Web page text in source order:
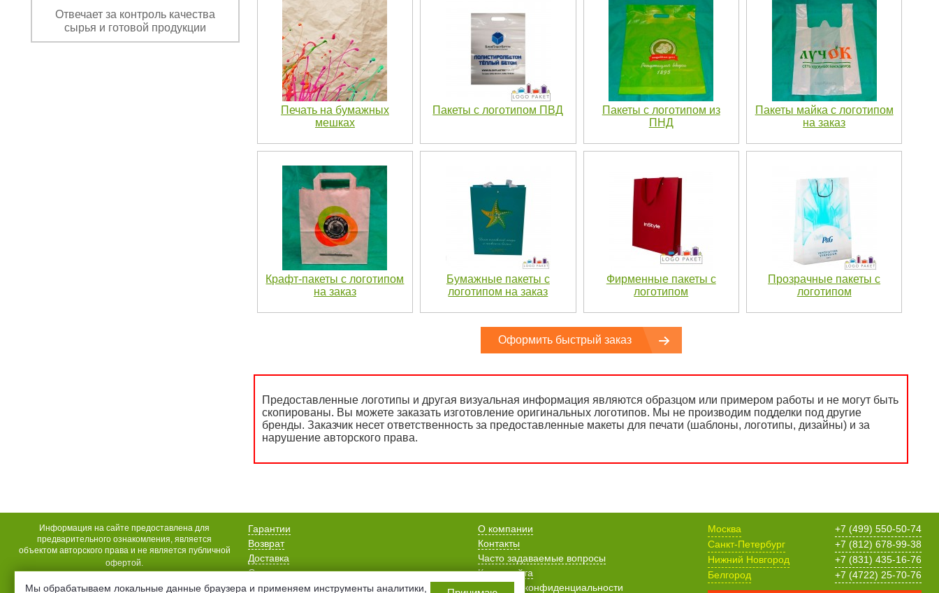
Отвечает за контроль качества
сырья и готовой продукции
Печать на бумажных
мешках
Пакеты с логотипом ПВД
Пакеты с логотипом из
ПНД
Пакеты майка с логотипом
на заказ
Крафт-пакеты с логотипом
на заказ
Бумажные пакеты с
логотипом на заказ
Фирменные пакеты с
логотипом
Прозрачные пакеты с
логотипом
Оформить быстрый заказ
Предоставленные логотипы и другая визуальная информация являются образцом или примером работы и не могут быть
скопированы. Вы можете заказать изготовление оригинальных логотипов. Мы не производим подделки под другие
бренды. Заказчик несет ответственность за предоставленные макеты для печати (шаблоны, логотипы, дизайны) и за
нарушение авторского права.
Информация на сайте предоставлена для
предварительного ознакомления, является
объектом авторского права и не является публичной
офертой.
Гарантии
Возврат
Доставка
Оплата
Акции
О компании
Контакты
Часто задаваемые вопросы
Карта сайта
Политика конфиденциальности
Москва
+7 (499) 550-50-74
Санкт-Петербург
+7 (812) 678-99-38
Нижний Новгород
+7 (831) 435-16-76
Белгород
+7 (4722) 25-70-76
Мы обрабатываем локальные данные браузера и применяем инструменты аналитики,